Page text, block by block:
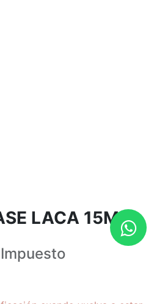
LACA 15ML
Impuesto